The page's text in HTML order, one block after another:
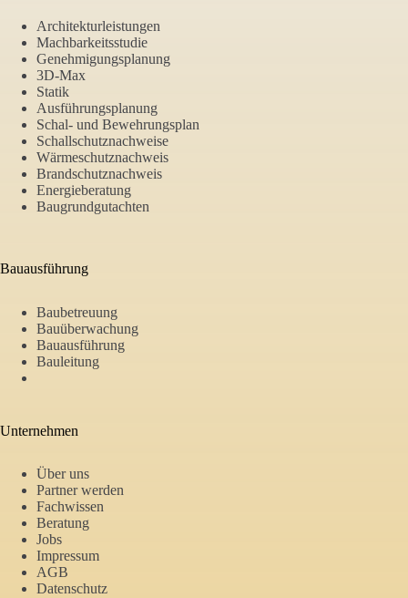
Architekturleistungen
Machbarkeitsstudie
Genehmigungsplanung
3D-Max
Statik
Ausführungsplanung
Schal- und Bewehrungsplan
Schallschutznachweise
Wärmeschutznachweis
Brandschutznachweis
Energieberatung
Baugrundgutachten
Bauausführung
Baubetreuung
Bauüberwachung
Bauausführung
Bauleitung
Unternehmen
Über uns
Partner werden
Fachwissen
Beratung
Jobs
Impressum
AGB
Datenschutz